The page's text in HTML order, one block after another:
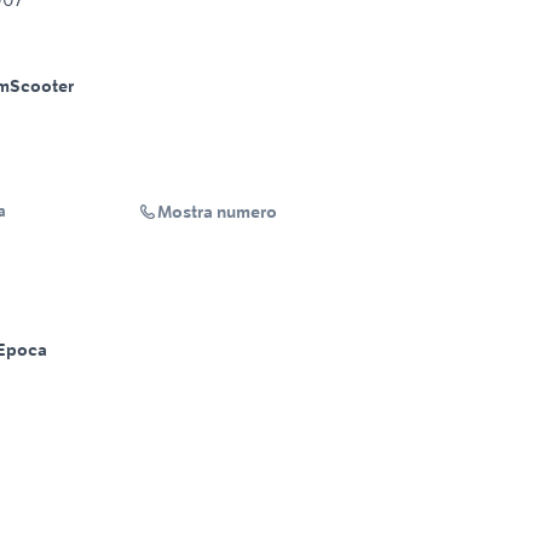
Scooter
Mostra numero